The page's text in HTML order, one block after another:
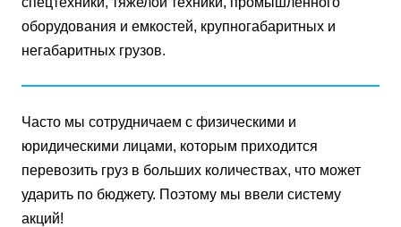
оборудования и емкостей, крупногабаритных и
негабаритных грузов.
Часто мы сотрудничаем с физическими и
юридическими лицами, которым приходится
перевозить груз в больших количествах, что может
ударить по бюджету. Поэтому мы ввели систему
акций!